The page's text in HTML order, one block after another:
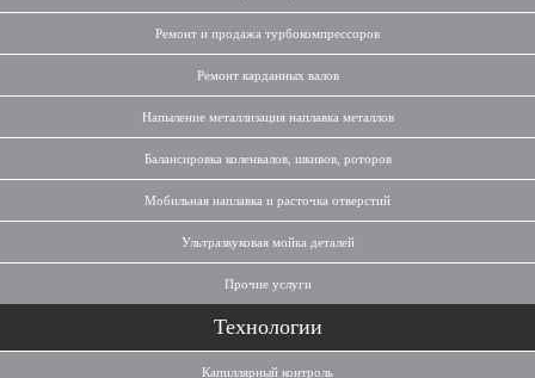
Ремонт и продажа турбокомпрессоров
Ремонт карданных валов
Напыление металлизация наплавка металлов
Балансировка коленвалов, шкивов, роторов
Мобильная наплавка и расточка отверстий
Ультразвуковая мойка деталей
Прочие услуги
Технологии
Капиллярный контроль